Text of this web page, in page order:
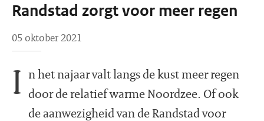
Randstad zorgt voor meer regen
05 oktober 2021
I n het najaar valt langs de kust meer regen
door de relatief warme Noordzee. Of ook
de aanwezigheid van de Randstad voor